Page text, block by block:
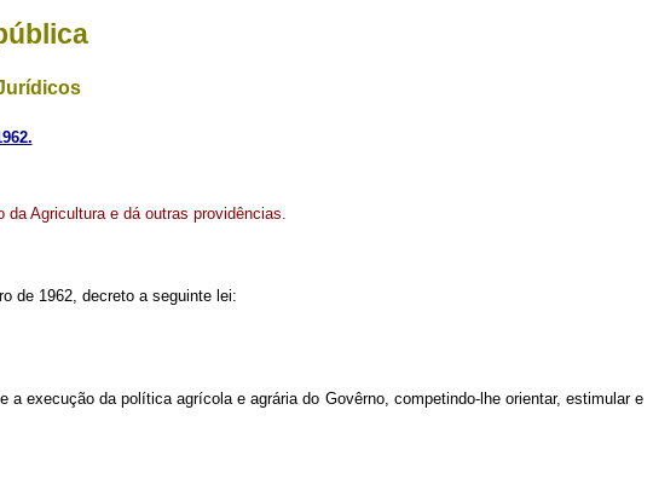
da Agricultura e dá outras providências.
de 1962, decreto a seguinte lei:
a execução da política agrícola e agrária do Govêrno, competindo-lhe orientar, estimular e